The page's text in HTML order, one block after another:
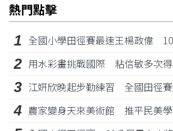
熱門點擊
1 全國小學田徑賽最速王楊政偉
2 用水彩畫挑戰國際 粘信敏多次
3 江姸欣晚起步勤練習 全國田徑
4 農家變身天來美術館 推平民美